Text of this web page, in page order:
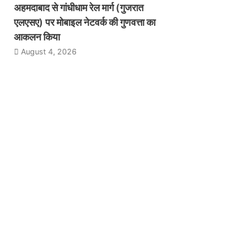
अहमदाबाद से गांधीधाम रेल मार्ग (गुजरात
एलएसए) पर मोबाइल नेटवर्क की गुणवत्ता का
आकलन किया
August 4, 2026